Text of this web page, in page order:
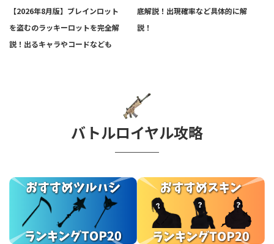
【2026年8月版】ブレインロット
を盗むのラッキーロットを完全解
説！出るキャラやコードなども
底解説！出現確率など具体的に解
説！
バトルロイヤル攻略